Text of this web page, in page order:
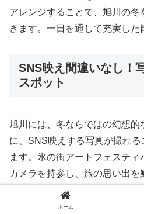
アレンジすることで、旭川の
きます。一日を通して充実した
SNS映え間違いなし！
スポット
旭川には、冬ならではの幻想
に、SNS映えする写真が撮れる
ます。氷の街アートフェステ
カメラを持参し、旅の思い出を
こでは、おすすめの撮影スポッ
ホーム